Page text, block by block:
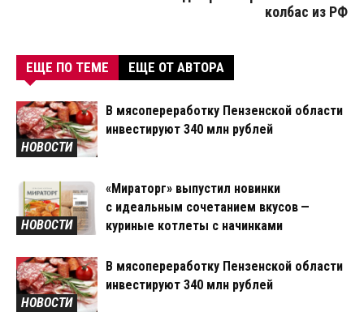
колбас из РФ
ЕЩЕ ПО ТЕМЕ ЕЩЕ ОТ АВТОРА
НОВОСТИ
В мясопереработку Пензенской области
инвестируют 340 млн рублей
НОВОСТИ
«Мираторг» выпустил новинки
с идеальным сочетанием вкусов —
куриные котлеты с начинками
НОВОСТИ
В мясопереработку Пензенской области
инвестируют 340 млн рублей